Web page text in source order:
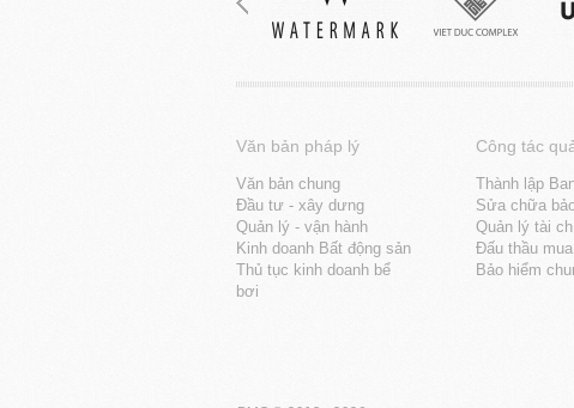
Văn bản pháp lý
Văn bản chung
Đầu tư - xây dưng
Quản lý - vận hành
Kinh doanh Bất động sản
Thủ tục kinh doanh bể
bơi
Công tác
Thành lập
Sửa chữa
Quản lý tài
Đấu thầu
Bảo hiểm